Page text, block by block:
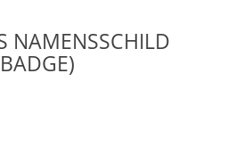
NAMENSSCHILD